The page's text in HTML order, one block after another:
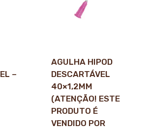
–
AGULHA HIPOD
DESCARTÁVEL
40×1,2MM
(ATENÇÃO! ESTE
PRODUTO É
VENDIDO POR